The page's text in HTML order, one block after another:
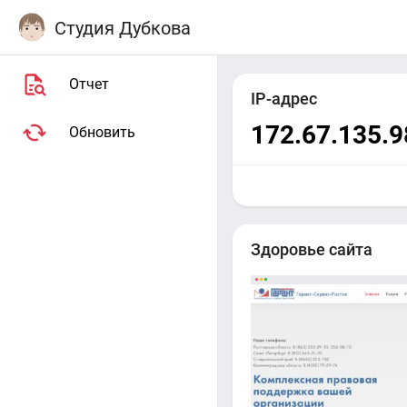
Студия Дубкова
Отчет
Обновить
IP-адрес
Здоровье сайта